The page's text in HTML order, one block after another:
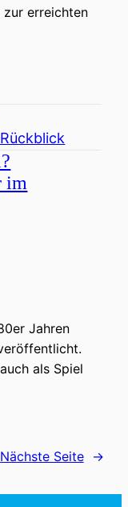
zur erreichten
im
Jahren
als Spiel
Nächste Seite →